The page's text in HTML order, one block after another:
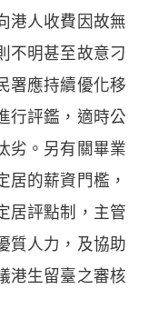
港人收費因故無
不明甚至故意刁
署應持續優化移
行評鑑，適時公
劣。另有關畢業
居的薪資門檻，
居評點制，主管
質人力，及協助
港生留臺之審核